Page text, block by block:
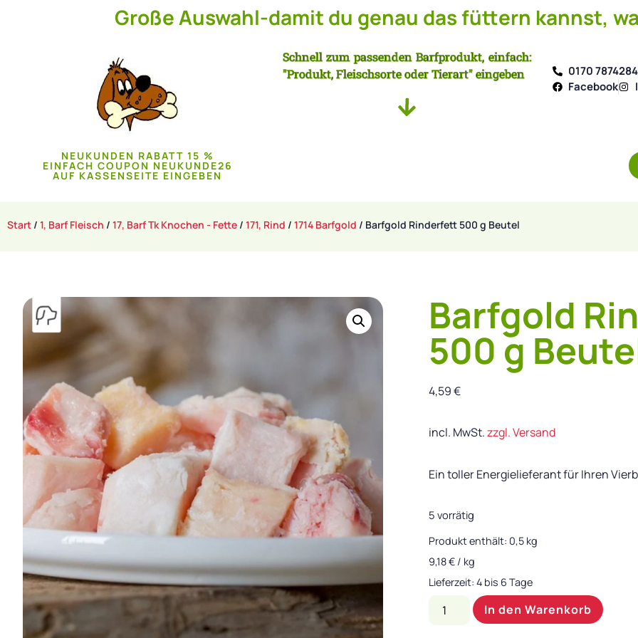
Große Auswahl-damit du genau das füttern kannst,
NEUKUNDEN RABATT 15 %
EINFACH COUPON NEUKUNDE26
AUF KASSENSEITE EINGEBEN
Schnell zum passenden Barfprodukt, einfach:
"Produkt, Fleischsorte oder Tierart" eingeben
0170 7874284
Facebook
Start / 1, Barf Fleisch / 17, Barf Tk Knochen - Fette / 171, Rind / 1714 Barfgold / Barfgold Rinderfett 500 g Beutel
Barfgold
500 g
4,59€
incl. MwSt.zzgl. Versand
Ein toller Energielieferant für Ihren
5 vorrätig
Produkt enthält: 0,5 kg
9,18€ / kg
Lieferzeit: 4 bis 6 Tage
In den Warenkorb